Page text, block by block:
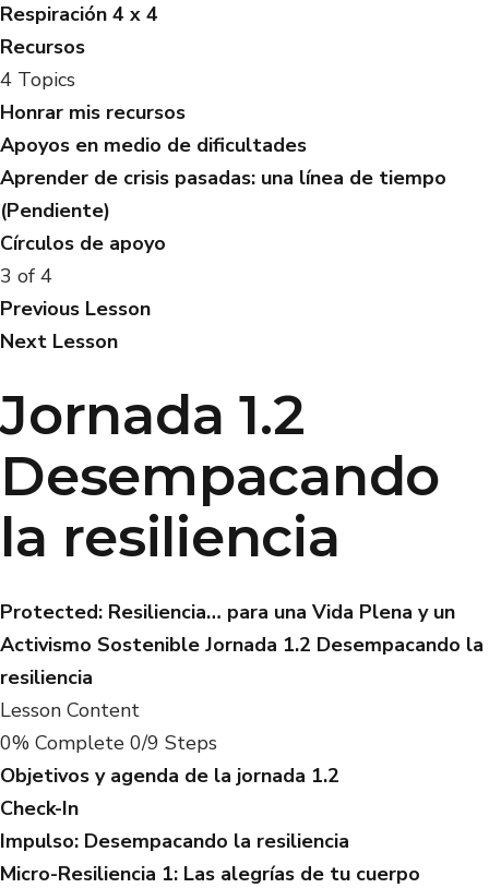
Respiración 4 x 4
Recursos
4 Topics
Honrar mis recursos
Apoyos en medio de dificultades
Aprender de crisis pasadas: una línea de tiempo
(Pendiente)
Círculos de apoyo
3 of 4
Previous Lesson
Next Lesson
Jornada 1.2
Desempacando
la resiliencia
Protected: Resiliencia… para una Vida Plena y un
Activismo Sostenible Jornada 1.2 Desempacando la
resiliencia
Lesson Content
0% Complete 0/9 Steps
Objetivos y agenda de la jornada 1.2
Check-In
Impulso: Desempacando la resiliencia
Micro-Resiliencia 1: Las alegrías de tu cuerpo